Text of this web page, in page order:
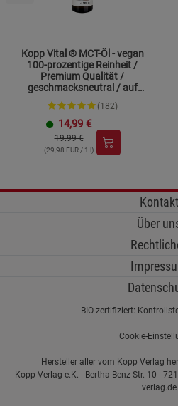
Kopp Vital ® MCT-Öl - vegan
100-prozentige Reinheit /
Premium Qualität /
geschmacksneutral / auf
Kokosölbasis
(182)
14,99 €
19.99 €
(29,98 EUR / 1 l)
Kontakt
Über
BIO-zertifiziert:
Cookie-
Hersteller aller vom Kopp Verlag
Kopp Verlag e.K. - Bertha-Benz-Str. 10 -
verlag.de